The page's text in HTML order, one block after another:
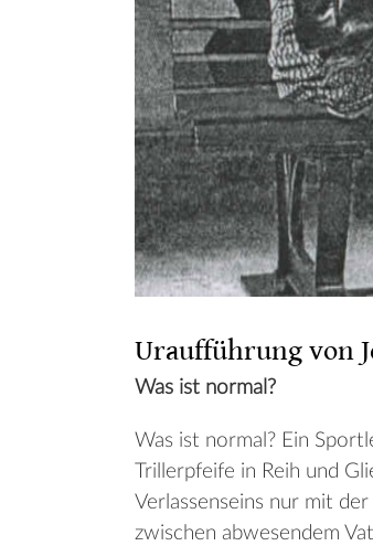
Uraufführung von
Was ist normal?
Was ist normal? Ein
Trillerpfeife in Reih und
Verlassenseins nur mit
zwischen abwesendem